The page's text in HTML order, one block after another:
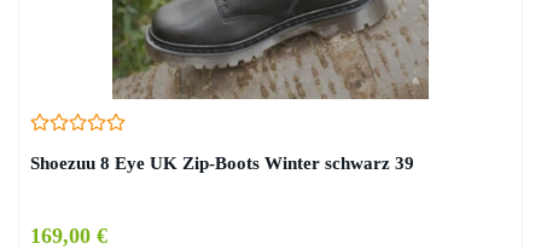
Shoezuu 8 Eye UK Zip-Boots Winter schwarz 39
169,00 €